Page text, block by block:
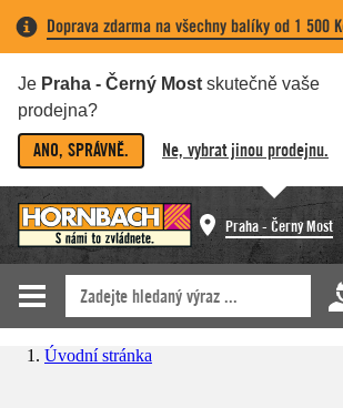
Doprava zdarma na všechny balíky od 1 500
Je Praha - Černý Most skutečně vaše
prodejna?
ANO, SPRÁVNĚ. Ne, vybrat jinou prodejnu.
Praha - Černý Most
Úvodní stránka